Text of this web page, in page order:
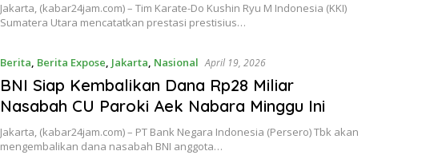
Jakarta, (kabar24jam.com) – Tim Karate-Do Kushin Ryu M Indonesia (KKI)
Sumatera Utara mencatatkan prestasi prestisius…
Berita, Berita Expose, Jakarta, Nasional April 19, 2026
BNI Siap Kembalikan Dana Rp28 Miliar
Nasabah CU Paroki Aek Nabara Minggu Ini
Jakarta, (kabar24jam.com) – PT Bank Negara Indonesia (Persero) Tbk akan
mengembalikan dana nasabah BNI anggota…